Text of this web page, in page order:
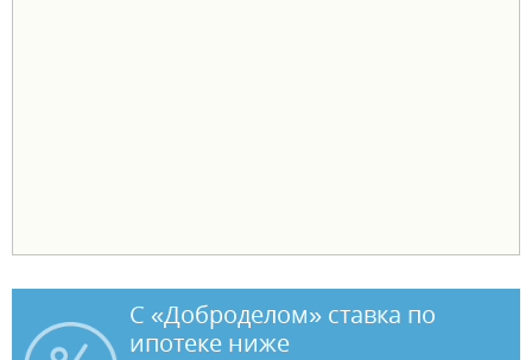
С «Доброделом» ставка по
ипотеке ниже